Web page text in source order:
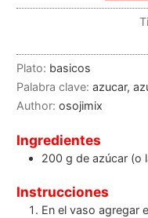
Plato: basicos
Palabra clave: azucar,
Author: osojimix
Ingredientes
200 g de azúcar (o
Instrucciones
En el vaso agregar